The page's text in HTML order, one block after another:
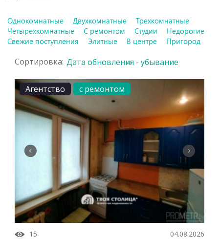
Однокомнатные Двухкомнатные
Трехкомнатные
Четырехкомнатные
С ремонтом Студии
Недорогие
Свежие поступления
Элитные В центре Пригород
Сортировка: Дата обновления - убывание
Агентство с ремонтом
15 04.08.2026